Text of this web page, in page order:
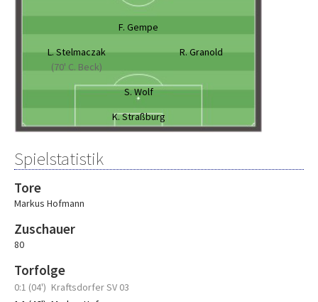
F. Gempe
L. Stelmaczak
(70' C. Beck)
R. Granold
S. Wolf
K. Straßburg
Spielstatistik
Tore
Markus Hofmann
Zuschauer
80
Torfolge
0:1 (04') Kraftsdorfer SV 03